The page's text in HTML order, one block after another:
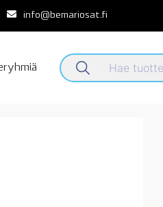
info@bemariosat.fi